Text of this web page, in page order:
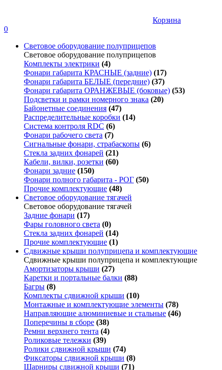
Корзина
0
Световое оборудование полуприцепов
Световое оборудование полуприцепов
Комплекты электрики (4)
Фонари габарита КРАСНЫЕ (задние) (17)
Фонари габарита БЕЛЫЕ (передние) (37)
Фонари габарита ОРАНЖЕВЫЕ (боковые) (53)
Подсветки и рамки номерного знака (20)
Байонетные соединения (47)
Распределительные коробки (14)
Система контроля RDC (6)
Фонари рабочего света (7)
Сигнальные фонари, страбаскопы (6)
Стекла задних фонарей (21)
Кабели, вилки, розетки (60)
Фонари задние (150)
Фонари полного габарита - РОГ (50)
Прочие комплектующие (48)
Световое оборудование тягачей
Световое оборудование тягачей
Задние фонари (17)
Фары головного света (0)
Стекла задних фонарей (14)
Прочие комплектующие (1)
Сдвижные крыши полуприцепа и комплектующие
Сдвижные крыши полуприцепа и комплектующие
Амортизаторы крыши (27)
Каретки и портальные балки (88)
Багры (8)
Комплекты сдвижной крыши (10)
Монтажные и комплектующие элементы (78)
Направляющие алюминиевые и стальные (46)
Поперечины в сборе (38)
Ремни верхнего тента (4)
Роликовые тележки (39)
Ролики сдвижной крыши (74)
Фиксаторы сдвижной крыши (8)
Шарниры сдвижной крыши (71)